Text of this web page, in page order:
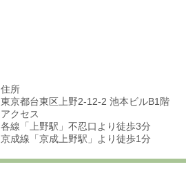
住所
東京都台東区上野2-12-2 池本ビルB1階
アクセス
各線「上野駅」不忍口より徒歩3分
京成線「京成上野駅」より徒歩1分